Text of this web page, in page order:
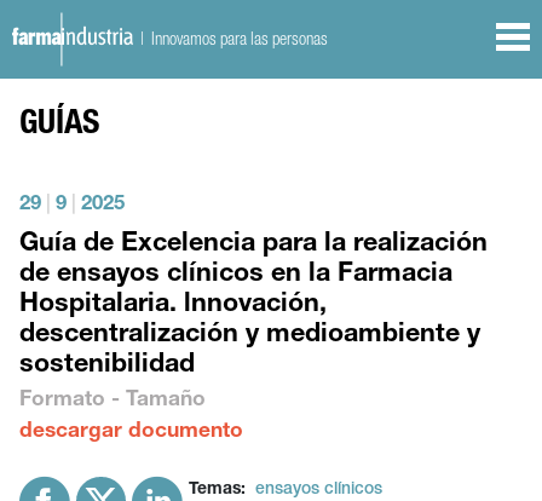
| Innovamos para las personas
GUÍAS
29 9 2025
Guía de Excelencia para la realización
de ensayos clínicos en la Farmacia
Hospitalaria. lnnovación,
descentralización y medioambiente y
sostenibilidad
Formato - Tamaño
descargar documento
Temas: ensayos clínicos